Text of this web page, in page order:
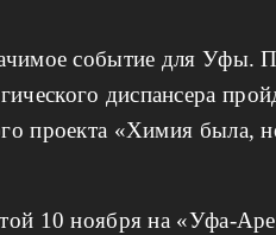
событие для Уфы.
диспансера
проекта «Химия была,
10 ноября на «Уфа-